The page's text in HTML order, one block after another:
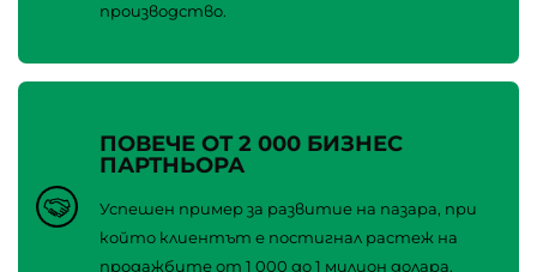
производство.
ПОВЕЧЕ ОТ 2 000 БИЗНЕС
ПАРТНЬОРА
Успешен пример за развитие на пазара, при
който клиентът е постигнал растеж на
продажбите от 1 000 до 1 милион долара.